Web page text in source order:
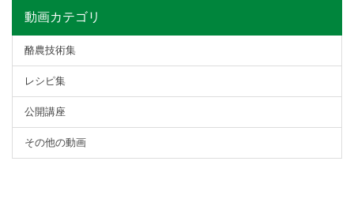
動画カテゴリ
酪農技術集
レシピ集
公開講座
その他の動画